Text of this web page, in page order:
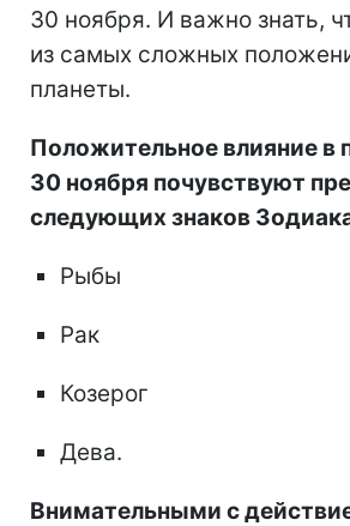
30 ноября. И важно знать,
из самых сложных
планеты.
Положительное влияние в
30 ноября почувствуют
следующих знаков
Рыбы
Рак
Козерог
Дева.
Внимательными с